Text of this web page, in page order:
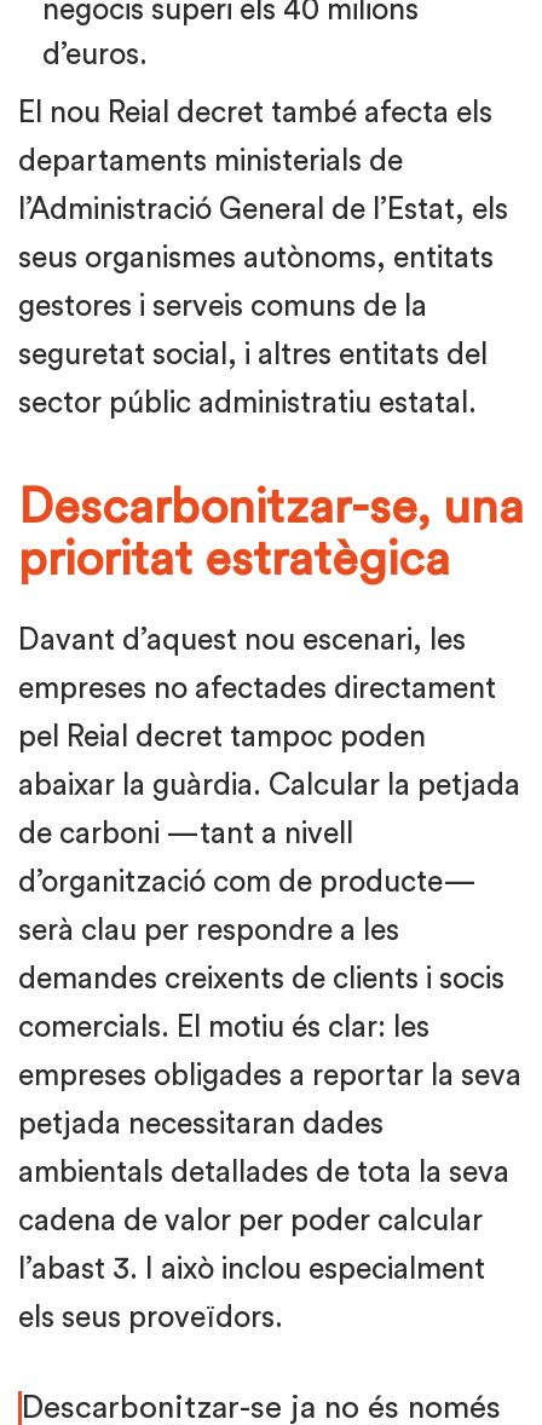
negocis superi els 40 milions
d’euros.
El nou Reial decret també afecta els
departaments ministerials de
l’Administració General de l’Estat, els
seus organismes autònoms, entitats
gestores i serveis comuns de la
seguretat social, i altres entitats del
sector públic administratiu estatal.
Descarbonitzar-se, una
prioritat estratègica
Davant d’aquest nou escenari, les
empreses no afectades directament
pel Reial decret tampoc poden
abaixar la guàrdia. Calcular la petjada
de carboni —tant a nivell
d’organització com de producte—
serà clau per respondre a les
demandes creixents de clients i socis
comercials. El motiu és clar: les
empreses obligades a reportar la seva
petjada necessitaran dades
ambientals detallades de tota la seva
cadena de valor per poder calcular
l’abast 3. I això inclou especialment
els seus proveïdors.
Descarbonitzar-se ja no és només